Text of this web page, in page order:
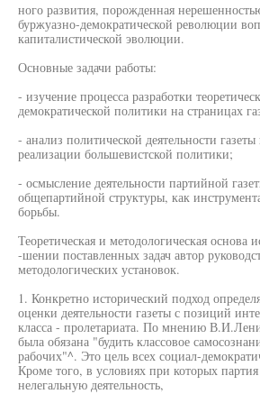
ного развития, порожденная
буржуазно-демократической революции
капиталистической эволюции.
Основные задачи работы:
- изучение процесса разработки
демократической политики на страницах
- анализ политической деятельности
реализации большевистской политики;
- осмысление деятельности партийной
общепартийной структуры, как
борьбы.
Теоретическая и методологическая основа
-шении поставленных задач автор
методологических установок.
1. Конкретно исторический подход
оценки деятельности газеты с позиций
класса - пролетариата. По мнению
была обязана "будить классовое
рабочих"^. Это цель всех социал-
Кроме того, в условиях при которых
нелегальную деятельность,